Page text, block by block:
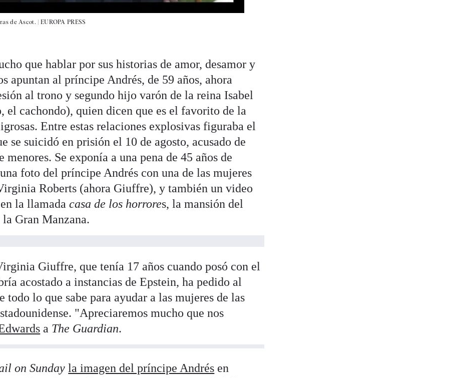
de Ascot. | EUROPA PRESS
que hablar por sus historias de amor, desamor y
apuntan al príncipe Andrés, de 59 años, ahora
al trono y segundo hijo varón de la reina Isabel
el cachondo), quien dicen que es el favorito de la
Entre estas relaciones explosivas figuraba el
se suicidó en prisión el 10 de agosto, acusado de
Se exponía a una pena de 45 años de
foto del príncipe Andrés con una de las mujeres
Roberts (ahora Giuffre), y también un video
la llamadacasa de los horrores, la mansión del
Gran Manzana.
Giuffre, que tenía 17 años cuando posó con el
acostado a instancias de Epstein, ha pedido al
todo lo que sabe para ayudar a las mujeres de las
"Apreciaremos mucho que nos
a The Guardian.
on Sunday la imagen del príncipe Andrés en